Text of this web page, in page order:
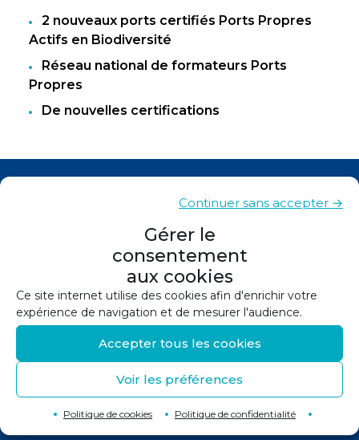
Gérer le
consentement
aux cookies
Ce site internet utilise des cookies afin d'enrichir votre
expérience de navigation et de mesurer l'audience.
Accepter tous les cookies
Continuer sans accepter →
Voir les préférences
Politique de cookies Politique de confidentialité
2 nouveaux ports certifiés Ports Propres
Actifs en Biodiversité
Réseau national de formateurs Ports
Propres
De nouvelles certifications
Mentions légales
Politique de confidentialité
Politique de cookies (UE)
Conception et réalisation :Canopée
Retour en haut de page↑